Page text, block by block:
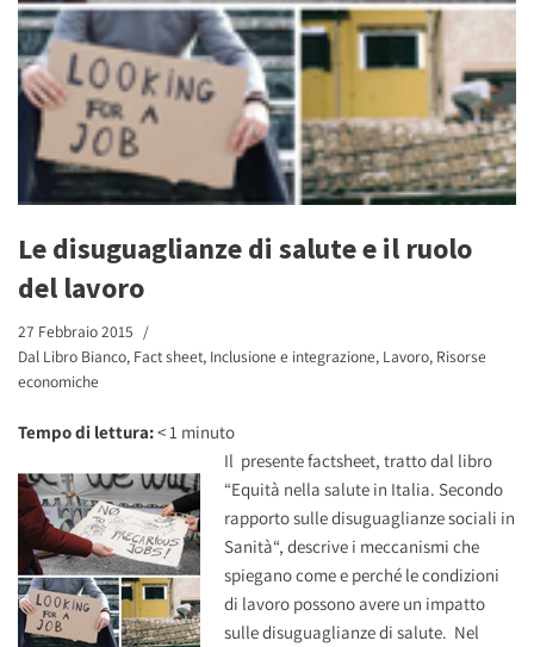
Le disuguaglianze di salute e il ruolo
del lavoro
27 Febbraio 2015
Dal Libro Bianco, Fact sheet, Inclusione e integrazione, Lavoro, Risorse
economiche
Tempo di lettura:< 1 minuto
Il presente factsheet, tratto dal libro
“Equità nella salute in Italia. Secondo
rapporto sulle disuguaglianze sociali in
Sanità“, descrive i meccanismi che
spiegano come e perché le condizioni
di lavoro possono avere un impatto
sulle disuguaglianze di salute. Nel